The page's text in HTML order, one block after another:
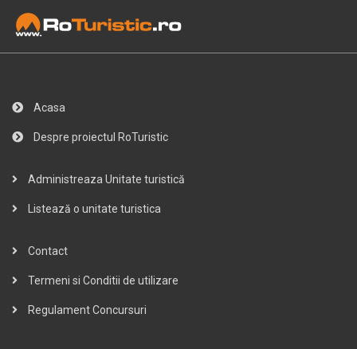
Acasa
Despre proiectul RoTuristic
Administreaza Unitate turistică
Listează o unitate turistica
Contact
Termeni si Conditii de utilizare
Regulament Concursuri